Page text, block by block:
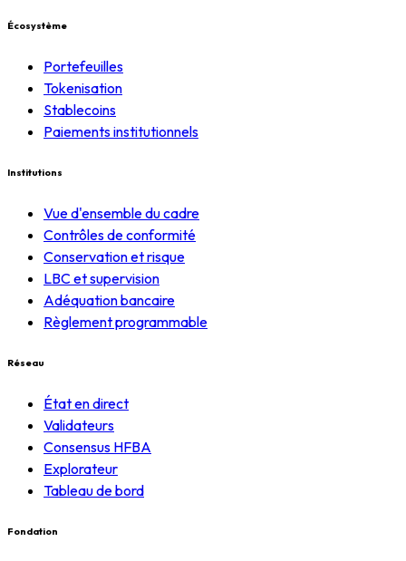
Écosystème
Portefeuilles
Tokenisation
Stablecoins
Paiements institutionnels
Institutions
Vue d'ensemble du cadre
Contrôles de conformité
Conservation et risque
LBC et supervision
Adéquation bancaire
Règlement programmable
Réseau
État en direct
Validateurs
Consensus HFBA
Explorateur
Tableau de bord
Fondation